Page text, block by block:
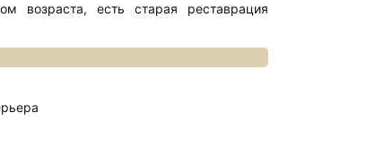
возраста, есть старая реставрация